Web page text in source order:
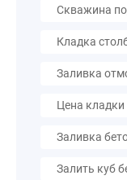
Скважина
Кладка
Заливка
Цена кладки
Заливка
Залить куб